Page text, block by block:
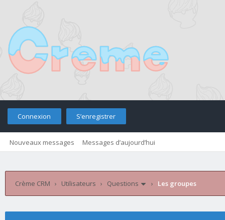
Connexion S’enregistrer
Nouveaux messages Messages d’aujourd’hui
Crème CRM › Utilisateurs › Questions › Les groupes